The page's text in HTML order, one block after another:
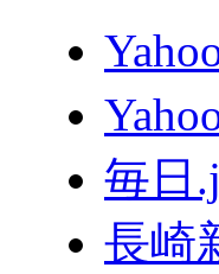
毎日
長崎